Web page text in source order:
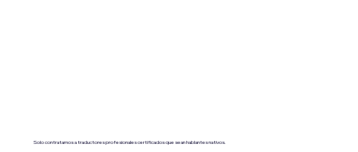
Solo contratamos a traductores profesionales certificados que sean hablantes nativos.